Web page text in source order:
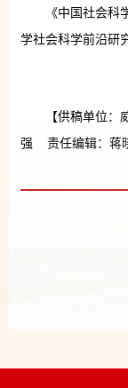
《中国社会
学社会科学前沿研
【供稿单位
强 责任编辑：蒋